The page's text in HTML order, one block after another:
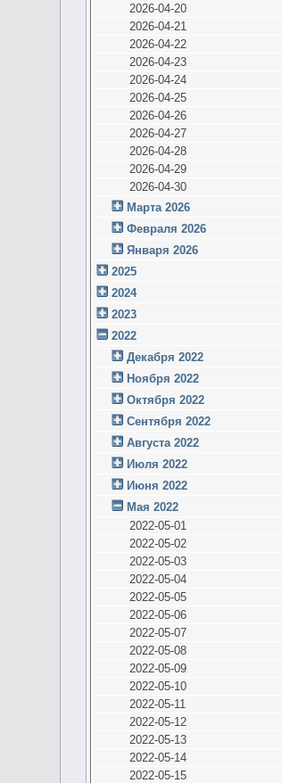
2026-04-20
2026-04-21
2026-04-22
2026-04-23
2026-04-24
2026-04-25
2026-04-26
2026-04-27
2026-04-28
2026-04-29
2026-04-30
Марта 2026
Февраля 2026
Января 2026
2025
2024
2023
2022
Декабря 2022
Ноября 2022
Октября 2022
Сентября 2022
Августа 2022
Июля 2022
Июня 2022
Мая 2022
2022-05-01
2022-05-02
2022-05-03
2022-05-04
2022-05-05
2022-05-06
2022-05-07
2022-05-08
2022-05-09
2022-05-10
2022-05-11
2022-05-12
2022-05-13
2022-05-14
2022-05-15